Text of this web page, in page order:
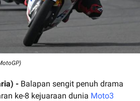
- Balapan sengit penuh drama
ke-8 kejuaraan dunia Moto3